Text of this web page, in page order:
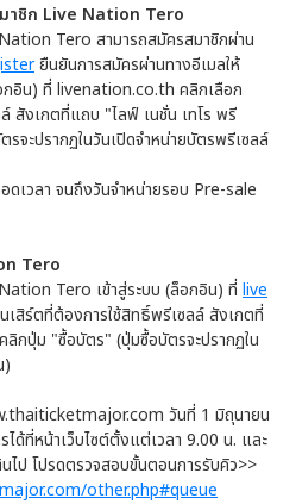
าชิก Live Nation Tero
Tero สามารถสมัครสมาชิกผ่าน
ยืนยันการสมัครผ่านทางอีเมลให้
กอิน) ที่ livenation.co.th คลิกเลือก
สังเกตที่แถบ "ไลฟ์ เนชั่น เทโร พรี
จะปรากฏในวันเปิดจำหน่ายบัตรพรีเซลล์
ดเวลา จนถึงวันจำหน่ายรอบ Pre-sale
Tero
Tero เข้าสู่ระบบ (ล็อกอิน) ที่ live
เสิร์ตที่ต้องการใช้สิทธิ์พรีเซลล์ สังเกตที่
ลิกปุ่ม "ซื้อบัตร" (ปุ่มซื้อบัตรจะปรากฏใน
)
วันที่ 1 มิถุนายน
ด้ที่หน้าเว็บไซต์ตั้งแต่เวลา 9.00 น. และ
ไป โปรดตรวจสอบขั้นตอนการรับคิว>>
other.php#queue